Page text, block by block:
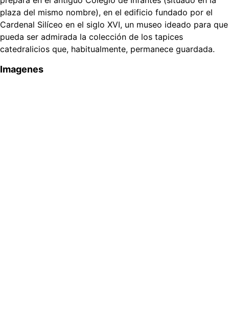
plaza del mismo nombre), en el edificio fundado por el
Cardenal Silíceo en el siglo XVI, un museo ideado para que
pueda ser admirada la colección de los tapices
catedralicios que, habitualmente, permanece guardada.
Imagenes